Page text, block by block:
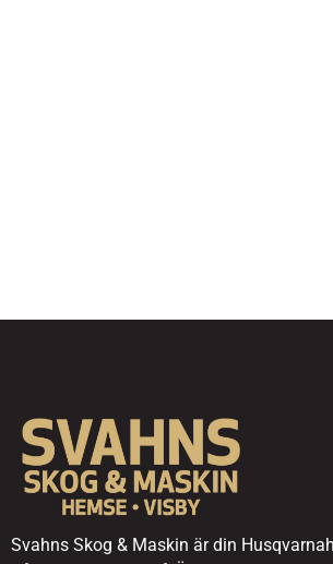
Svahns Skog & Maskin är din